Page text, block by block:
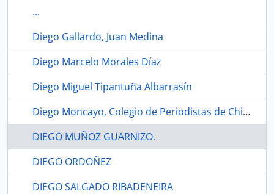
...
Diego Gallardo, Juan Medina
Diego Marcelo Morales Díaz
Diego Miguel Tipantuña Albarrasín
Diego Moncayo, Colegio de Periodistas de Chimborazo
DIEGO MUÑOZ GUARNIZO.
DIEGO ORDOÑEZ
DIEGO SALGADO RIBADENEIRA